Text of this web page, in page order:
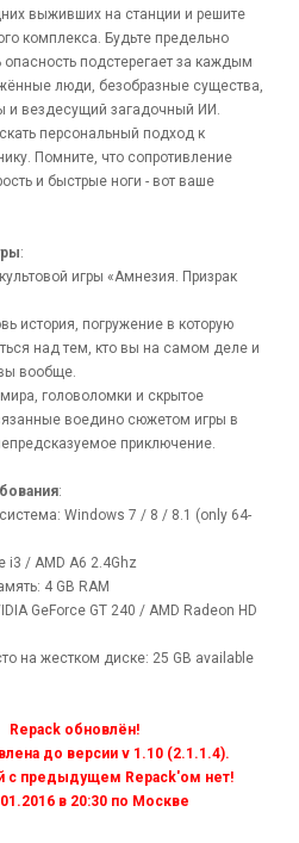
выживших на станции и решите
комплекса. Будьте предельно
подстерегает за каждым
люди, безобразные существа,
и вездесущий загадочный ИИ.
персональный подход к
Помните, что сопротивление
и быстрые ноги - вот ваше
:
игры «Амнезия. Призрак
история, погружение в которую
над тем, кто вы на самом деле и
вообще.
головоломки и скрытое
воедино сюжетом игры в
приключение.
:
Windows 7 / 8 / 8.1 (only 64-
i3 / AMD A6 2.4Ghz
4 GB RAM
GeForce GT 240 / AMD Radeon HD
на жестком диске: 25 GB available
Repack обновлён!
до версии v 1.10 (2.1.1.4).
с предыдущем Repack'ом нет!
в 20:30 по Москве